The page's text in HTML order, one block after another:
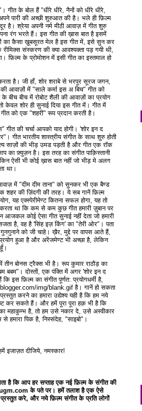
गीत के बोल हैं "धीरे धीरे, नैनों को धीरे धीरे,
पारी की अच्छी शुरुआत की है। भले ही फ़िल्म
है। श्रेया अपनी नर्म मीठी आवाज़ में गीत शुरु
रंग भरते हैं। इस गीत की ख़ास बात है इसमें
का कैसा ख़ूबसूरत मेल है इस गीत में, इसे सुन कर
संस्करण की क्या आवश्यक्ता पड़ गयी थी,
फ़िल्म के प्रोमोशन में इसी गीत का इस्तमाल हो
है। जी हाँ, शोर शराबे से भरपूर सूरज जगन,
आवाज़ों में "साले कर्मा इस अ बिच" गीत को
बीच बीच में रोबोट शैली की आवाज़ों का प्रयोग
शोर ही सुनाई दिया इस गीत में। गीत में
को एक "शहरी" रूप प्रदान करती है।
गीत की चर्चा आपको याद होगी। 'शोर इन द
गीत भारतीय शास्त्रीय संगीत के साथ शुरु होती
साज़ों की भीड़ उमड पड़ती है और गीत एक रॉक
का फ़्युज़न है। इस तरह का संगीत पाक़िस्तानी
ऐसी भी कोई ख़ास बात नहीं जो भीड़ मे अलग
था।
में "दीम दीम ताना" को सुनकर भी एक बैण्ड
शहर की ज़िंदगी की तरह। ये सब गानें फ़िल्म
यह एक्स्पेरीमेण्ट कितना सफल होगा, यह तो
था कि कम से कम कुछ गीत हमारी ज़ुबान पर
कोई ऐसा गीत सुनाई नहीं देता जो हमारी
है, वह है 'सिंह इज़ किंग' का "तेरी ओर"। पता
को जी चाहे। ख़ैर, मुद्दे पर वापस आते हैं,
प्रयोग हुआ है और अरेंजमेण्ट भी अच्छा है, लेकिन
बोनस ट्रैक्स भी है। रूप कुमार राठौड़ का
बबम"। दोस्तों, एक पंक्ति में अगर 'शोर इन द
इस फ़िल्म का संगीत पूर्णत: प्रयोगधर्मी है,
img/blank.gif है। गानें हो सकता
करने का हमारा उद्येश्य यही है कि हम नये
कर सकते हैं। और हमें पूरा पूरा हक़ भी है कि
महाकुम्भ है, तो हम उसे नकार दे, उसे अस्वीकार
पिक है, निस्संदेह, "साइबो"।
इजाज़त दीजिये, नमस्कार!
है कि आप हर सप्ताह एक नई फ़िल्म के संगीत की
के पते पर। हमें तलाश है एक ऐसे
करे, और नये फ़िल्म संगीत के प्रति लोगों